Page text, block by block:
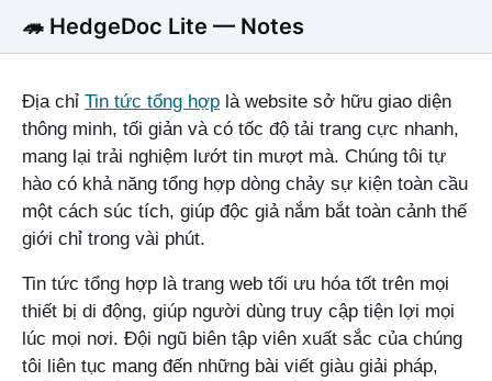
🦔 HedgeDoc Lite — Notes
Địa chỉ Tin tức tổng hợp là website sở hữu giao diện
thông minh, tối giản và có tốc độ tải trang cực nhanh,
mang lại trải nghiệm lướt tin mượt mà. Chúng tôi tự
hào có khả năng tổng hợp dòng chảy sự kiện toàn cầu
một cách súc tích, giúp độc giả nắm bắt toàn cảnh thế
giới chỉ trong vài phút.
Tin tức tổng hợp là trang web tối ưu hóa tốt trên mọi
thiết bị di động, giúp người dùng truy cập tiện lợi mọi
lúc mọi nơi. Đội ngũ biên tập viên xuất sắc của chúng
tôi liên tục mang đến những bài viết giàu giải pháp,